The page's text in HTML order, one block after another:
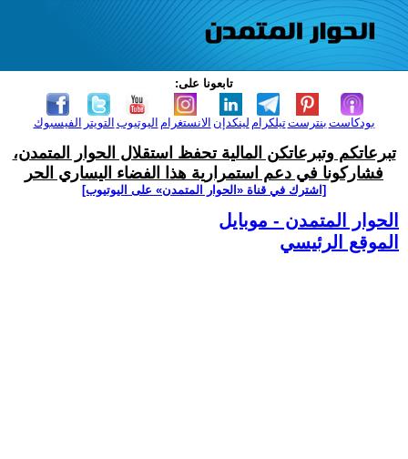
تابعونا على:
الفيسبوك التويتر اليوتيوب الانستغرام لينكدإن تيلكرامبنترست بودكاست
تبرعاتكم وتبرعاتكن المالية تحفظ استقلال الحوار المتمدن،
فشاركونا في دعم استمرارية هذا الفضاء اليساري الحر
[اشترك في قناة ‫«الحوار المتمدن» على اليوتيوب]
الحوار المتمدن - موبايل
الموقع الرئيسي